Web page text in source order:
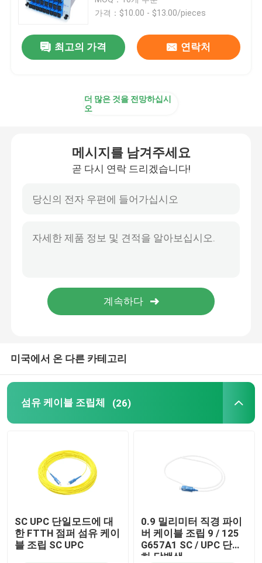
MPO 플러그반
광 섬유 스플라이스 클로우져
광섬유 미디어 컨버터
이더넷 패치 케이블
섬유 시험 장비
가격：$10.00 - $13.00/pieces
최고의 가격 연락처
더 많은 것을 전망하십시
오
메시지를 남겨주세요
곧 다시 연락 드리겠습니다!
미국에서 온 다른 카테고리
섬유 케이블 조립체 (26)
SC UPC 단일모드에 대
한 FTTH 점퍼 섬유 케이
블 조립 SC UPC
0.9 밀리미터 직경 파이
버 케이블 조립 9 / 125
G657A1 SC / UPC 단순
하 닦백색